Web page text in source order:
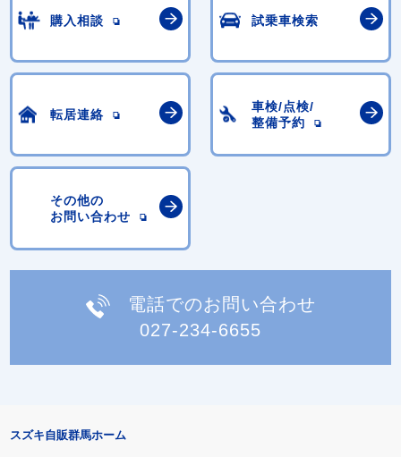
購入相談 試乗車検索
転居連絡
車検/点検/
整備予約
その他の
お問い合わせ
電話でのお問い合わせ
027-234-6655
スズキ自販群馬ホーム